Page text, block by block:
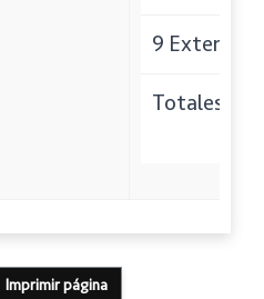
9 Externa:
Totales:
Imprimir página